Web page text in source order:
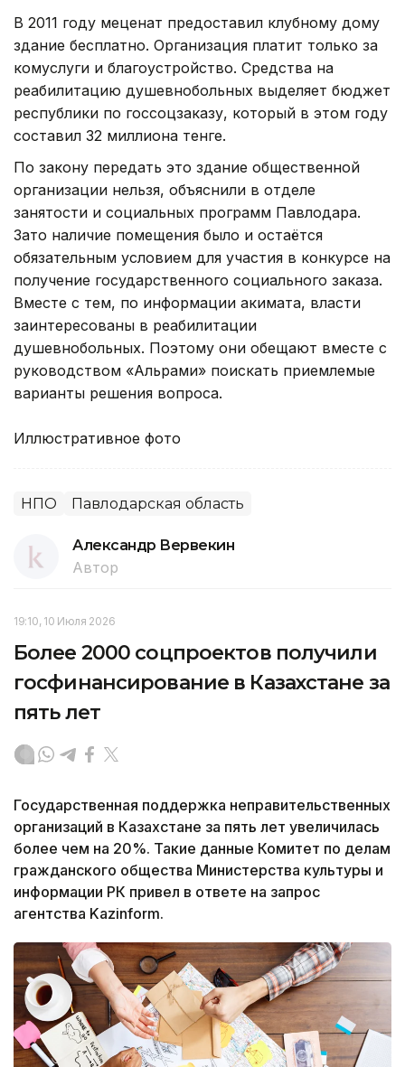
В 2011 году меценат предоставил клубному дому
здание бесплатно. Организация платит только за
комуслуги и благоустройство. Средства на
реабилитацию душевнобольных выделяет бюджет
республики по госсоцзаказу, который в этом году
составил 32 миллиона тенге.
По закону передать это здание общественной
организации нельзя, объяснили в отделе
занятости и социальных программ Павлодара.
Зато наличие помещения было и остаётся
обязательным условием для участия в конкурсе на
получение государственного социального заказа.
Вместе с тем, по информации акимата, власти
заинтересованы в реабилитации
душевнобольных. Поэтому они обещают вместе с
руководством «Альрами» поискать приемлемые
варианты решения вопроса.
Иллюстративное фото
НПО Павлодарская область
Александр Вервекин
Автор
19:10, 10 Июля 2026
Более 2000 соцпроектов получили
госфинансирование в Казахстане за
пять лет
Государственная поддержка неправительственных
организаций в Казахстане за пять лет увеличилась
более чем на 20%. Такие данные Комитет по делам
гражданского общества Министерства культуры и
информации РК привел в ответе на запрос
агентства Kazinform.